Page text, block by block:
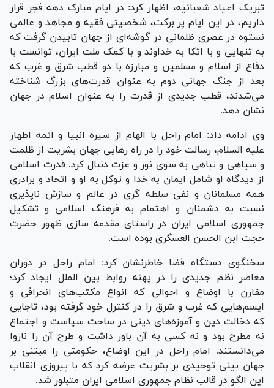
تبریک اعیاد شعبانیه، اظهار کرد: در ایام مبارک دهه فجر قرار
داریم، در این ایام پر برکت، شخصیتی فقیه و مجاهد و عالمی
نستوه در عصری ظلمانی در گوشه‌ای از جهان تابیدن گرفت که
به تنهایی و با اتکا به خداوند و با کمک ملت ایران، توانست با
دفاع از اسلام و مسلمین و مبارزه با دو قطب شرق و غرب که
بعد از جنگ جهانی دوم به عنوان قدرت‌های بزرگ شناخته
می‌شدند، قطب جدیدی از قدرت را به عنوان اسلام در جهان
نشان دهد.
وی ادامه داد: امام راحل با الهام از سیره انبیا و ائمه اطهار
علیه السلام، رسالت خود را در راه رهایی جهان بشریت از ظلمت
و سیاهی و تباهی به سوی نور و عزت دنبال کرد. قدرت اسلامی
از دیدگاه او شامل ایمان به خدا و توکل به او و اتحاد و برادری
همه مسلمانان و نفی سلطه گری در عالم و سازش ناپذیری
نسبت به دشمنان و اهتمام به فرهنگ اسلامی و تشکیل
جمهوری اسلامی ایران در راستای مقدمه سازی ظهور حضرت
حجت ابن الحسن العسگری بوده است.
سخنگوی دستگاه قضا خاطرنشان کرد: امام راحل در دوران
معاصر نظم جدیدی را در پهنه روابط بین الملل ایجاد کرد؛
مقارن با اوضاع و احوالی که انواع مکتب‌های انحرافی و
ایسم‌هایی که غرب و شرق را در کنترل خود گرفته بود، تاجایی
که دخالت دین و آموزه‌های دینی در ساحت سیاست و اجتماع
نه مطرح بود و نه کسی به آن باور داشت و طرح آن را ناروا
می‌دانستند. امام راحل در این اوضاع، حکومتی را مبتنی بر
جهان بینی توحیدی بر بشریت عرضه کرد که با پیروزی انقلاب
این الگو در قالب نظام جمهوری اسلامی ایران متبلور شد.